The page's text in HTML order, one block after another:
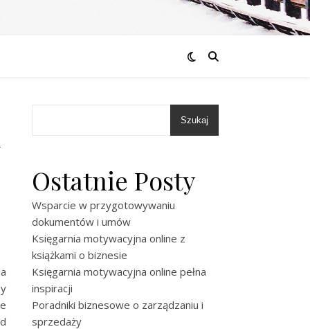
Szukaj
Ostatnie Posty
Wsparcie w przygotowywaniu
dokumentów i umów
Księgarnia motywacyjna online z
książkami o biznesie
Księgarnia motywacyjna online pełna
inspiracji
Poradniki biznesowe o zarządzaniu i
sprzedaży